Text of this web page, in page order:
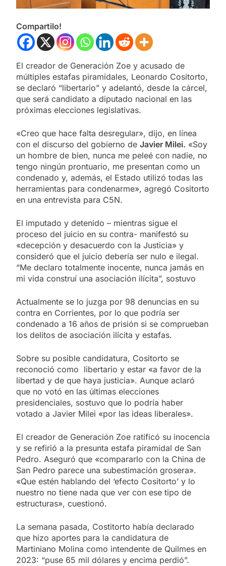
Compartilo!
El creador de Generación Zoe y acusado de
múltiples estafas piramidales, Leonardo Cositorto,
se declaró “libertario” y adelantó, desde la cárcel,
que será candidato a diputado nacional en las
próximas elecciones legislativas.
«Creo que hace falta desregular», dijo, en línea
con el discurso del gobierno de Javier Milei. «Soy
un hombre de bien, nunca me peleé con nadie, no
tengo ningún prontuario, me presentan como un
condenado y, además, el Estado utilizó todas las
herramientas para condenarme», agregó Cositorto
en una entrevista para C5N.
El imputado y detenido – mientras sigue el
proceso del juicio en su contra- manifestó su
«decepción y desacuerdo con la Justicia» y
consideró que el juicio debería ser nulo e ilegal.
“Me declaro totalmente inocente, nunca jamás en
mi vida construí una asociación ilícita”, sostuvo
Actualmente se lo juzga por 98 denuncias en su
contra en Corrientes, por lo que podría ser
condenado a 16 años de prisión si se comprueban
los delitos de asociación ilícita y estafas.
Sobre su posible candidatura, Cositorto se
reconoció como libertario y estar «a favor de la
libertad y de que haya justicia». Aunque aclaró
que no votó en las últimas elecciones
presidenciales, sostuvo que lo podría haber
votado a Javier Milei «por las ideas liberales».
El creador de Generación Zoe ratificó su inocencia
y se refirió a la presunta estafa piramidal de San
Pedro. Aseguró que «compararlo con la China de
San Pedro parece una subestimación grosera».
«Que estén hablando del ‘efecto Cositorto’ y lo
nuestro no tiene nada que ver con ese tipo de
estructuras», cuestionó.
La semana pasada, Costitorto había declarado
que hizo aportes para la candidatura de
Martiniano Molina como intendente de Quilmes en
2023: “puse 65 mil dólares y encima perdió”.